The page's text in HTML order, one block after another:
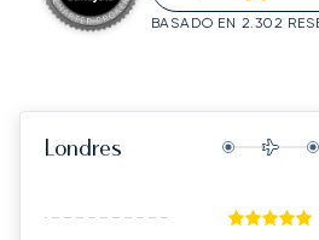
BASADO EN 2.302
Londres